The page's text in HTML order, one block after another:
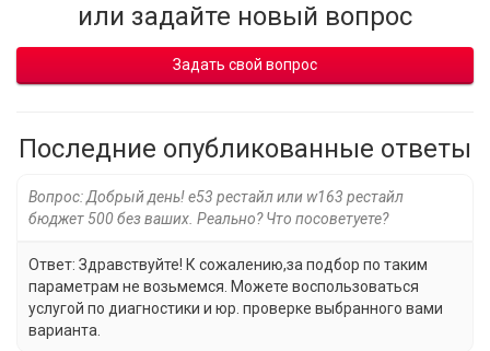
или задайте новый вопрос
Задать свой вопрос
Последние опубликованные ответы
Вопрос: Добрый день! e53 рестайл или w163 рестайл
бюджет 500 без ваших. Реально? Что посоветуете?
Ответ: Здравствуйте! К сожалению,за подбор по таким
параметрам не возьмемся. Можете воспользоваться
услугой по диагностики и юр. проверке выбранного вами
варианта.